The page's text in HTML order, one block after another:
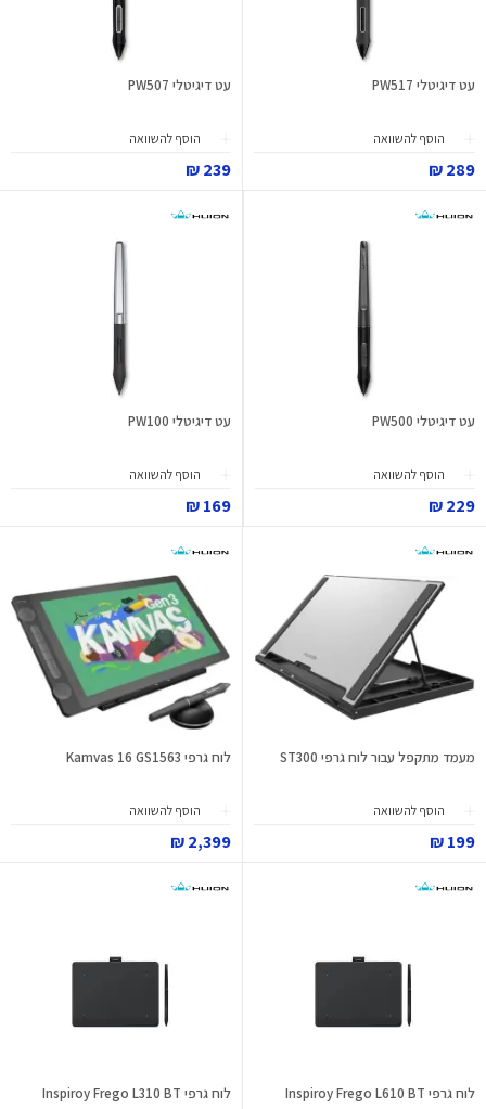
עט דיגיטלי PW517
הוסף להשוואה
289 ₪
עט דיגיטלי PW507
הוסף להשוואה
239 ₪
עט דיגיטלי PW500
הוסף להשוואה
229 ₪
עט דיגיטלי PW100
הוסף להשוואה
169 ₪
מעמד מתקפל עבור לוח גרפי ST300
הוסף להשוואה
199 ₪
לוח גרפי Kamvas 16 GS1563
הוסף להשוואה
2,399 ₪
לוח גרפי Inspiroy Frego L610 BT לוח גרפי Inspiroy Frego L310 BT